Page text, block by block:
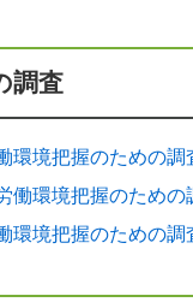
します
ています
を行いました
を行いました
調査
環境把握のための調
労働環境把握のため
環境把握のための調